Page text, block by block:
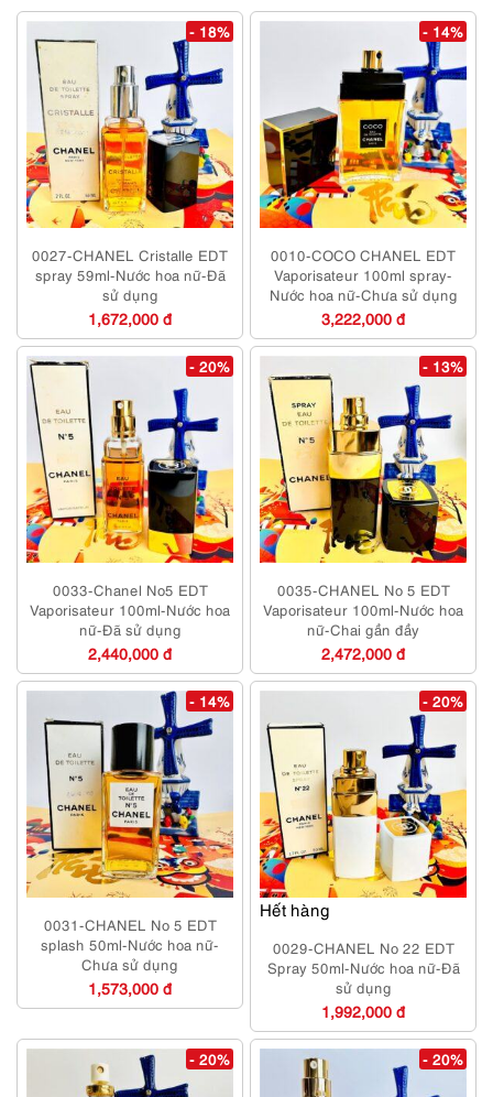
- 18%
0027-CHANEL Cristalle EDT
spray 59ml-Nước hoa nữ-Đã
sử dụng
1,672,000 đ
- 14%
0010-COCO CHANEL EDT
Vaporisateur 100ml spray-
Nước hoa nữ-Chưa sử dụng
3,222,000 đ
- 20%
0033-Chanel No5 EDT
Vaporisateur 100ml-Nước hoa
nữ-Đã sử dụng
2,440,000 đ
- 13%
0035-CHANEL No 5 EDT
Vaporisateur 100ml-Nước hoa
nữ-Chai gần đầy
2,472,000 đ
- 14%
0031-CHANEL No 5 EDT
splash 50ml-Nước hoa nữ-
Chưa sử dụng
1,573,000 đ
Hết hàng
- 20%
0029-CHANEL No 22 EDT
Spray 50ml-Nước hoa nữ-Đã
sử dụng
1,992,000 đ
- 20% - 20%